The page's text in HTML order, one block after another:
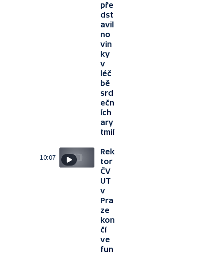
pře
dst
avil
no
vin
ky
v
léč
bě
srd
ečn
ích
ary
tmií
10:07
Rek
tor
ČV
UT
v
Pra
ze
kon
čí
ve
fun